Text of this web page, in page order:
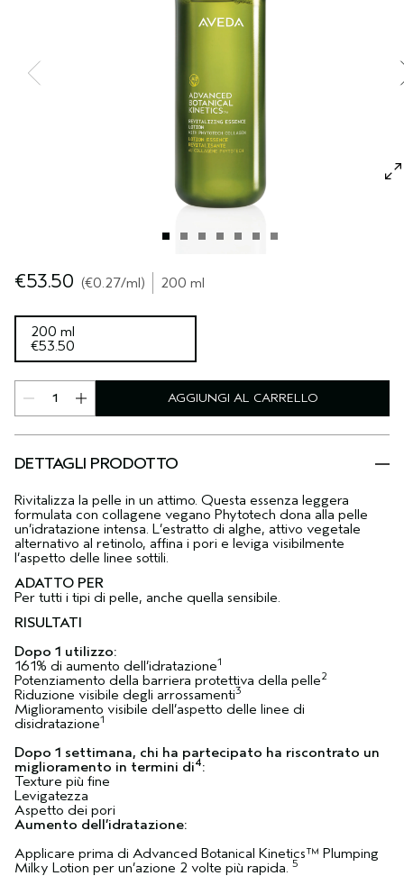
CUOIO CAPELLUTO SENSIBILE
TUTTE LE COLLEZIONI
€53.50 €0.27/ml 200 ml
200 ml
€53.50
AGGIUNGI AL CARRELLO
DETTAGLI PRODOTTO
Rivitalizza la pelle in un attimo. Questa essenza leggera
formulata con collagene vegano Phytotech dona alla pelle
un’idratazione intensa. L’estratto di alghe, attivo vegetale
alternativo al retinolo, affina i pori e leviga visibilmente
l’aspetto delle linee sottili.
ADATTO PER
Per tutti i tipi di pelle, anche quella sensibile.
RISULTATI
Dopo 1 utilizzo:
161% di aumento dell’idratazione1
Potenziamento della barriera protettiva della pelle2
Riduzione visibile degli arrossamenti3
Miglioramento visibile dell’aspetto delle linee di
disidratazione1
Dopo 1 settimana, chi ha partecipato ha riscontrato un
miglioramento in termini di4:
Texture più fine
Levigatezza
Aspetto dei pori
Aumento dell’idratazione:
Applicare prima di Advanced Botanical Kinetics™ Plumping
Milky Lotion per un’azione 2 volte più rapida. 5